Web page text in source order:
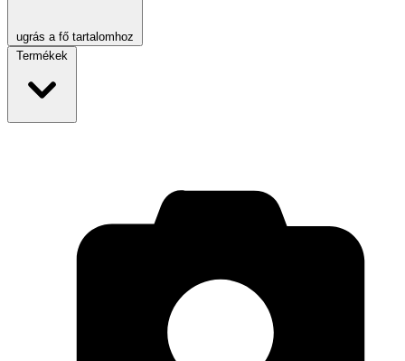
ugrás a fő tartalomhoz
Termékek